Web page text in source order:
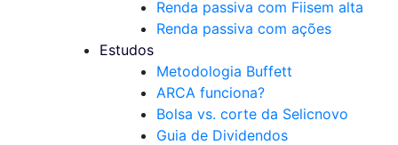
Renda passiva com Fiisem alta
Renda passiva com ações
Estudos
Metodologia Buffett
ARCA funciona?
Bolsa vs. corte da Selicnovo
Guia de Dividendos